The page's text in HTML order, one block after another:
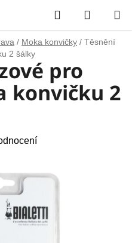
Hledat
KOŠÍK
/ Moka konvičky / Těsnění
2 šálky
pro
konvičku 2